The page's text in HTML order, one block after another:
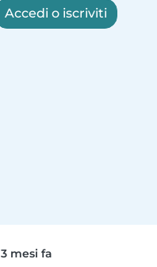
Accedi o iscriviti
3 mesi fa